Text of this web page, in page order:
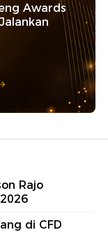
Awards
Rajo
di CFD